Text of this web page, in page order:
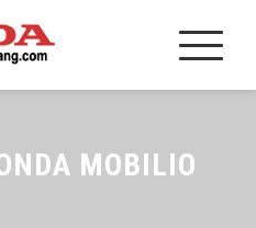
MOBILIO